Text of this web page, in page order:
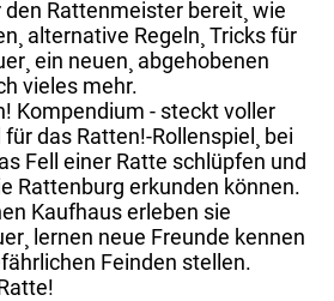
Rattenmeister bereit¸ wie
alternative Regeln¸ Tricks für
ein neuen¸ abgehobenen
vieles mehr.
Kompendium - steckt voller
das Ratten!-Rollenspiel¸ bei
Fell einer Ratte schlüpfen und
Rattenburg erkunden können.
Kaufhaus erleben sie
lernen neue Freunde kennen
Feinden stellen.